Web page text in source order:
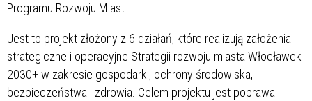
Programu Rozwoju Miast.
Jest to projekt złożony z 6 działań, które realizują założenia
strategiczne i operacyjne Strategii rozwoju miasta Włocławek
2030+ w zakresie gospodarki, ochrony środowiska,
bezpieczeństwa i zdrowia. Celem projektu jest poprawa